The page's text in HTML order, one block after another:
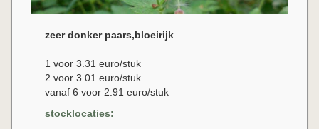
zeer donker paars,bloeirijk
1 voor 3.31 euro/stuk
2 voor 3.01 euro/stuk
vanaf 6 voor 2.91 euro/stuk
stocklocaties: